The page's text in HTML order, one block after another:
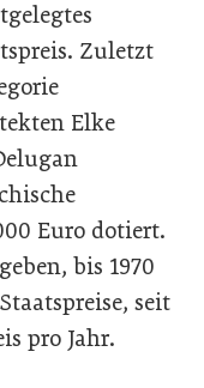
Zuletzt
Elke
Euro dotiert.
bis 1970
seit
pro Jahr.